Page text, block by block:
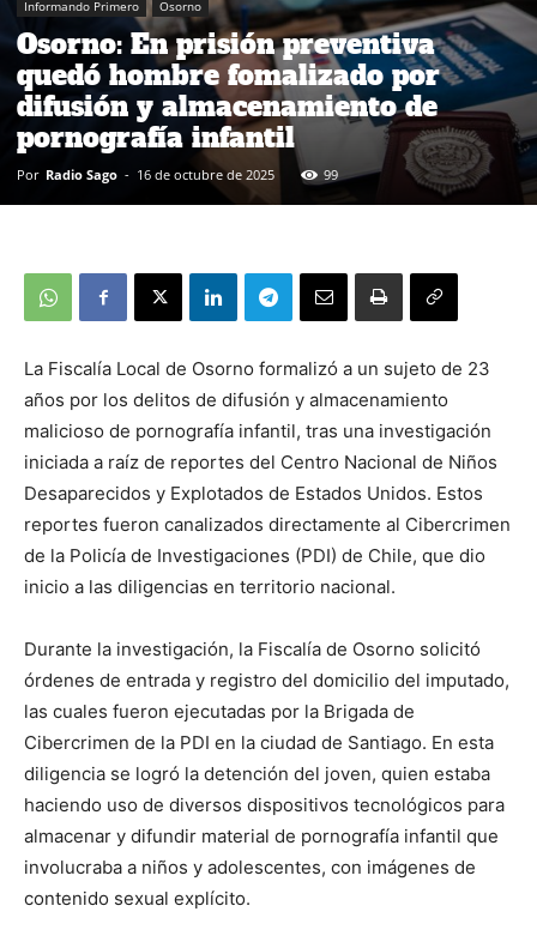
Informando Primero Osorno
Osorno: En prisión preventiva
quedó hombre fomalizado por
difusión y almacenamiento de
pornografía infantil
Por Radio Sago - 16 de octubre de 2025 99
La Fiscalía Local de Osorno formalizó a un sujeto de 23
años por los delitos de difusión y almacenamiento
malicioso de pornografía infantil, tras una investigación
iniciada a raíz de reportes del Centro Nacional de Niños
Desaparecidos y Explotados de Estados Unidos. Estos
reportes fueron canalizados directamente al Cibercrimen
de la Policía de Investigaciones (PDI) de Chile, que dio
inicio a las diligencias en territorio nacional.
Durante la investigación, la Fiscalía de Osorno solicitó
órdenes de entrada y registro del domicilio del imputado,
las cuales fueron ejecutadas por la Brigada de
Cibercrimen de la PDI en la ciudad de Santiago. En esta
diligencia se logró la detención del joven, quien estaba
haciendo uso de diversos dispositivos tecnológicos para
almacenar y difundir material de pornografía infantil que
involucraba a niños y adolescentes, con imágenes de
contenido sexual explícito.